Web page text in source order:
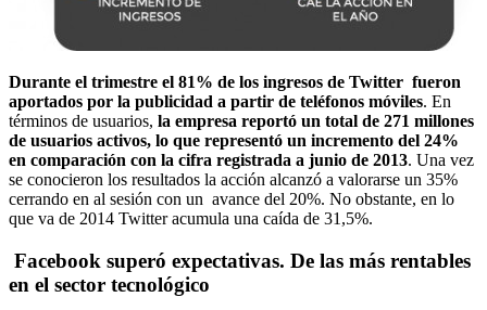
Durante el trimestre el 81% de los ingresos de Twitter fueron
aportados por la publicidad a partir de teléfonos móviles. En
términos de usuarios, la empresa reportó un total de 271 millones
de usuarios activos, lo que representó un incremento del 24%
en comparación con la cifra registrada a junio de 2013. Una vez
se conocieron los resultados la acción alcanzó a valorarse un 35%
cerrando en al sesión con un avance del 20%. No obstante, en lo
que va de 2014 Twitter acumula una caída de 31,5%.
Facebook superó expectativas. De las más rentables
en el sector tecnológico